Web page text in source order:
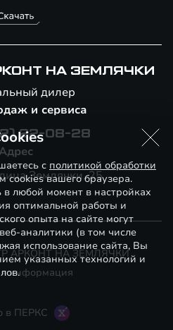
НА ЗЕМЛЯЧКИ
дилер
и сервиса
22-08-28
Землячки, 25
АРКОНТ НА ЗЕМЛЯЧКИ
информация
в ПЕРКС
с политикой обработки
cookies вашего браузера.
любой момент в настройках
оптимальной работы и
опыта на сайте могут
аналитики (в том числе
использование сайта, Вы
указанных технологий и